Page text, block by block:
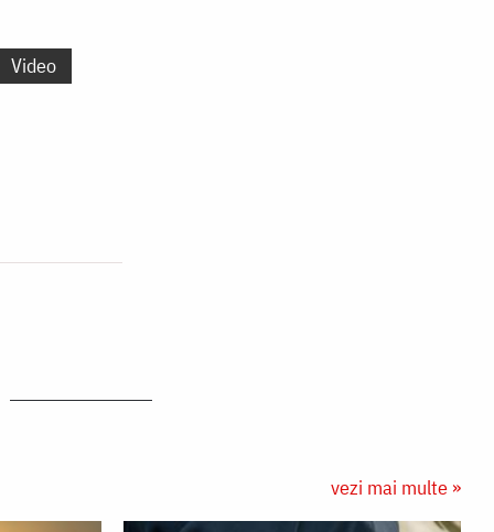
Video
vezi mai multe »